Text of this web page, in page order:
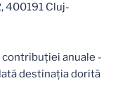
400191 Cluj-
anuale -
destinația dorită